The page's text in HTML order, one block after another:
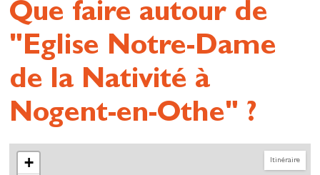
Que faire autour de
"Eglise Notre-Dame
de la Nativité à
Nogent-en-Othe" ?
Itinéraire
+